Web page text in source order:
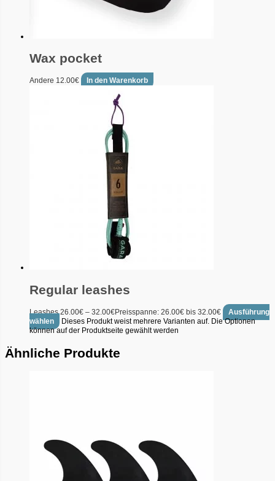
Wax pocket
Andere 12.00€ In den Warenkorb
Regular leashes
Leashes26.00€ – 32.00€Preisspanne: 26.00€ bis 32.00€
Ausführung
wählen
Dieses Produkt weist mehrere Varianten auf. Die Optionen
können auf der Produktseite gewählt werden
Ähnliche Produkte